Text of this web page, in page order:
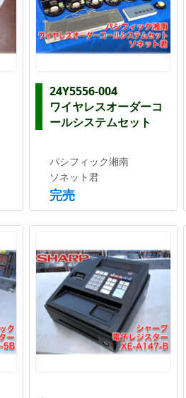
24Y5556-004
ワイヤレスオーダーコ
ールシステムセット
パシフィック湘南
ソネット君
完売